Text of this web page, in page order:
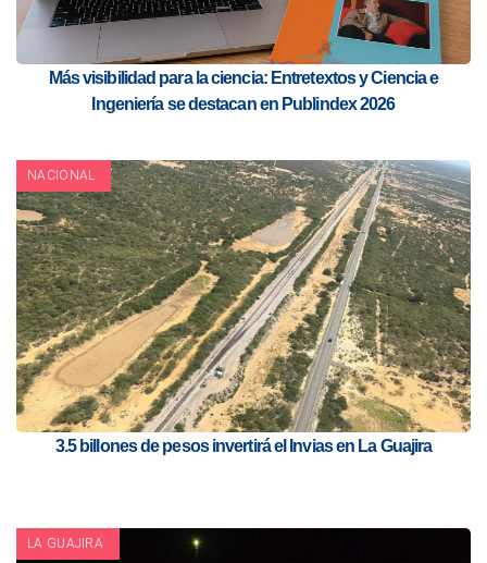
Más visibilidad para la ciencia: Entretextos y Ciencia e
Ingeniería se destacan en Publindex 2026
NACIONAL
3.5 billones de pesos invertirá el Invias en La Guajira
LA GUAJIRA